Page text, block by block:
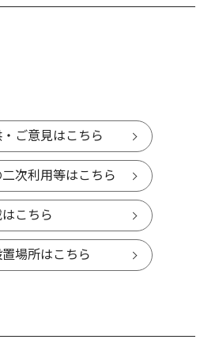
ご意見はこちら
次利用等はこちら
こちら
場所はこちら